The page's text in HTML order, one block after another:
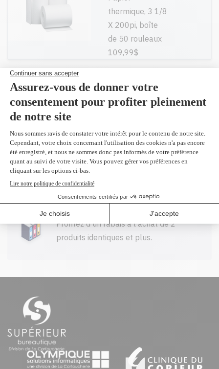
thermique, 3 1/8
X 200pi, boîte
de 50 rouleaux
109,99$
Toutes nos cartouches réusinées sont
garanties.
Livraison gratuite sur tout achat de
100$ CAD et plus avant taxes.
Profitez d'un rabais à l'achat de 2
produits identiques et plus.